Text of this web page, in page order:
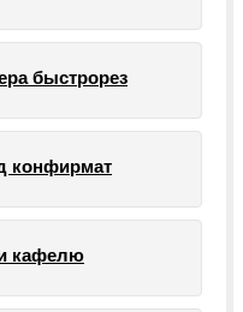
быстрорез
конфирмат
кафелю